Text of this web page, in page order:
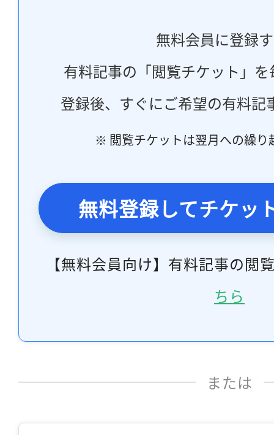
無料会員に登録
有料記事の「閲覧チケット」
登録後、すぐにご希望の有料記
※ 閲覧チケットは翌月への繰り
無料登録してチケッ
【無料会員向け】有料記事の閲
ちら
または